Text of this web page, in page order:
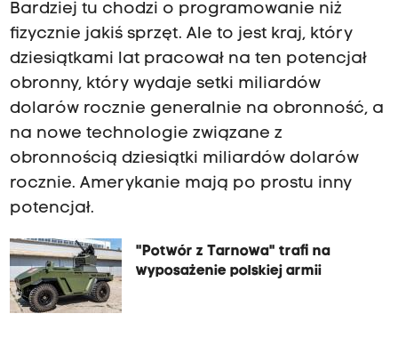
Bardziej tu chodzi o programowanie niż
fizycznie jakiś sprzęt. Ale to jest kraj, który
dziesiątkami lat pracował na ten potencjał
obronny, który wydaje setki miliardów
dolarów rocznie generalnie na obronność, a
na nowe technologie związane z
obronnością dziesiątki miliardów dolarów
rocznie. Amerykanie mają po prostu inny
potencjał.
"Potwór z Tarnowa" trafi na
wyposażenie polskiej armii